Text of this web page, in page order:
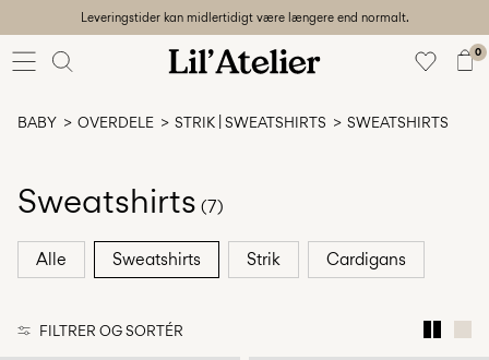
Leveringstider kan midlertidigt være længere end normalt.
0
Baby
Unisex
56-
BABY OVERDELE STRIK | SWEATSHIRTS SWEATSHIRTS
Sweatshirts (7)
Alle Sweatshirts Strik Cardigans
FILTRER OG SORTÉR